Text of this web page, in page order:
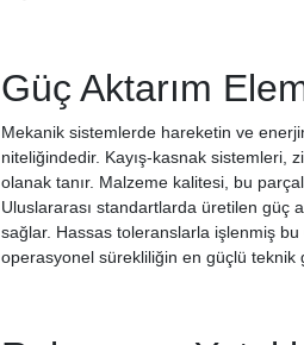
Güç Aktarım
Mekanik sistemlerde hareketin ve
niteliğindedir. Kayış-kasnak sistemleri,
olanak tanır. Malzeme kalitesi, bu
Uluslararası standartlarda üretilen güç
sağlar. Hassas toleranslarla işlenmiş
operasyonel sürekliliğin en güçlü teknik